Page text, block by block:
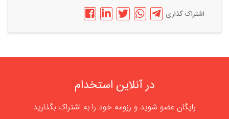
اشتراک گذاری
در آنلاین استخدام
رایگان عضو شوید و رزومه خود را به اشتراک بگذارید